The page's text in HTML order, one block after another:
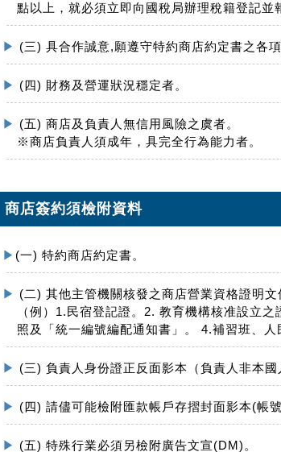
點以上，就必須立即向國稅局辦理稅籍登記並
(三) 具合作誠意,願遵守特約商店約定書之各項
(四) 財務及營運狀況穩定者。
(五) 商店及負責人無信用風險之虞者。
※商店負責人須成年，具完全行為能力者。
商店簽約須檢附資料
(一) 特約商店約定書。
(二) 其他主管機關核發之商店營業資格證明文
（例）1.民宿登記證。2. 教育機構核准設立
照及「統一編號編配通知書」。 4.補習班、
(三) 負責人身份證正反面影本（負責人非本國
(四) 請儘可能檢附匯款帳戶存摺封面影本(帳號
(五) 特殊行業必須另檢附廣告文宣(DM)。